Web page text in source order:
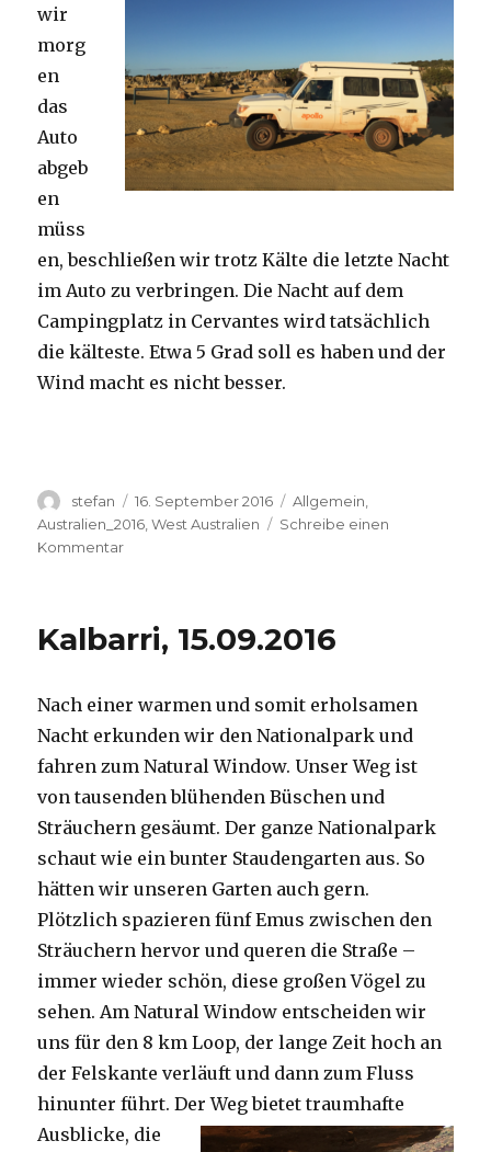
wir
morg
en
das
Auto
abgeb
en
müss
en, beschließen wir trotz Kälte die letzte Nacht
im Auto zu verbringen. Die Nacht auf dem
Campingplatz in Cervantes wird tatsächlich
die kälteste. Etwa 5 Grad soll es haben und der
Wind macht es nicht besser.
Autor
stefan
Veröffentlicht
am
16. September 2016 Kategorien
Allgemein
Australien_2016 ,West Australien
Schreibe einen
Kommentarzu
Kalbarri, 15.09.2016
Nach einer warmen und somit erholsamen
Nacht erkunden wir den Nationalpark und
fahren zum Natural Window. Unser Weg ist
von tausenden blühenden Büschen und
Sträuchern gesäumt. Der ganze Nationalpark
schaut wie ein bunter Staudengarten aus. So
hätten wir unseren Garten auch gern.
Plötzlich spazieren fünf Emus zwischen den
Sträuchern hervor und queren die Straße –
immer wieder schön, diese großen Vögel zu
sehen. Am Natural Window entscheiden wir
uns für den 8 km Loop, der lange Zeit hoch an
der Felskante verläuft und dann zum Fluss
hinunter führt. Der Weg bietet traumhafte
Ausblicke, die